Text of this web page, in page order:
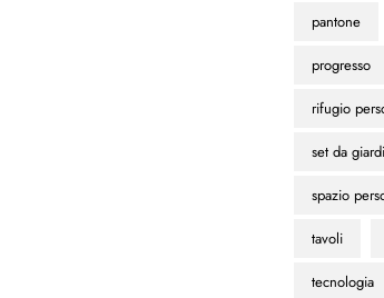
pantone
progresso
rifugio
set da
spazio
tavoli
tecnologia